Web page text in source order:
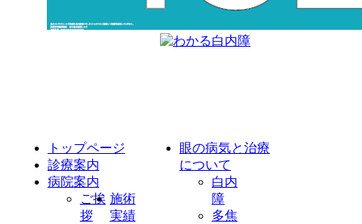
トップページ
診療案内
病院案内
ご挨
拶
施術
実績
眼の病気と治療
について
白内
障
多焦